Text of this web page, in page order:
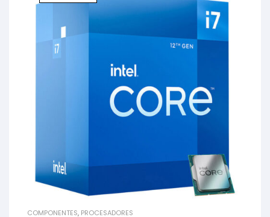
COMPONENTES, PROCESADORES